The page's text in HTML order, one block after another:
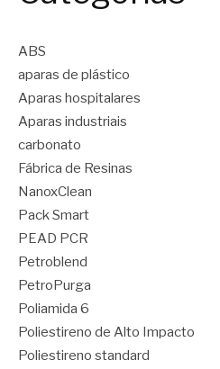
ABS
aparas de plástico
Aparas hospitalares
Aparas industriais
carbonato
Fábrica de Resinas
NanoxClean
Pack Smart
PEAD PCR
Petroblend
PetroPurga
Poliamida 6
Poliestireno de Alto Impacto
Poliestireno standard